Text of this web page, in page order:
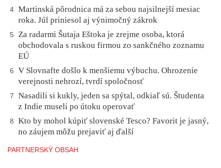
4 Martinská pôrodnica má za sebou najsilnejší mesiac
roka. Júl priniesol aj výnimočný zákrok
5
Za radarmi Šutaja Eštoka je zrejme osoba, ktorá
obchodovala s ruskou firmou zo sankčného zoznamu
EÚ
6
V Slovnafte došlo k menšiemu výbuchu. Ohrozenie
verejnosti nehrozí, tvrdí spoločnosť
7
Nasadili si kukly, jeden sa spýtal, odkiaľ sú. Študenta
z Indie museli po útoku operovať
8
Kto by mohol kúpiť slovenské Tesco? Favorit je jasný,
no záujem môžu prejaviť aj ďalší
PARTNERSKÝ OBSAH